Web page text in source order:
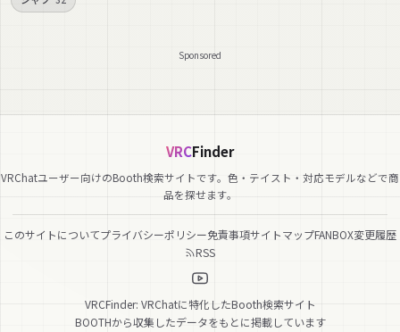
Sponsored
VRCFinder
VRChatユーザー向けのBooth検索サイトです。色・テイスト・対応モデルなどで商
品を探せます。
このサイトについてプライバシーポリシー免責事項サイトマップFANBOX変更履歴
RSS
VRCFinder: VRChatに特化したBooth検索サイト
BOOTHから収集したデータをもとに掲載しています